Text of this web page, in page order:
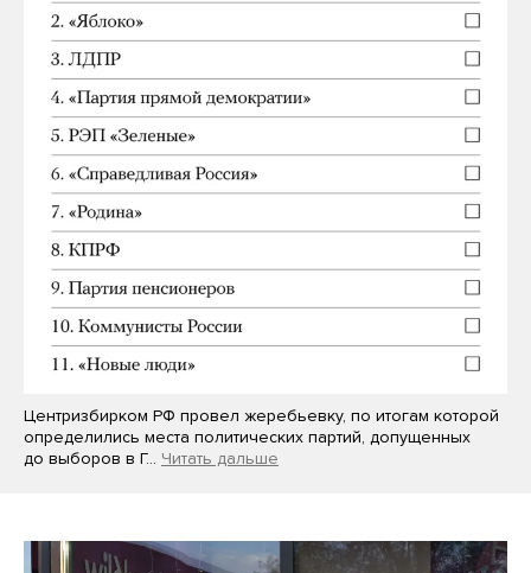
Центризбирком РФ провел жеребьевку, по итогам которой
определились места политических партий, допущенных
до выборов в Г… Читать дальше